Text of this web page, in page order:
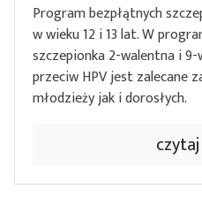
Program bezpłątnych
w wieku 12 i 13 lat. W
szczepionka 2-walentna i
przeciw HPV jest zalecane
młodzieży jak i dorosłych.